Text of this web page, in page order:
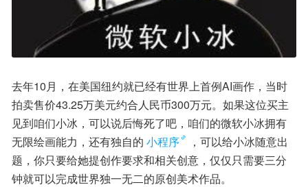
去年10月，在美国纽约就已经有世界上首例AI画作，当时
拍卖售价43.25万美元约合人民币300万元。如果这位买主
见到咱们小冰，可以说后悔死了吧，咱们的微软小冰拥有
无限绘画能力，还有独自的 小程序
，可以给小冰随意出
题，你只要给她提创作要求和相关创意，仅仅只需要三分
钟就可以完成世界独一无二的原创美术作品。